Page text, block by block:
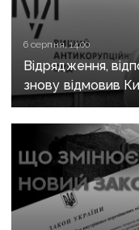
6 серпня, 14:00
Відрядження,
знову відмовив